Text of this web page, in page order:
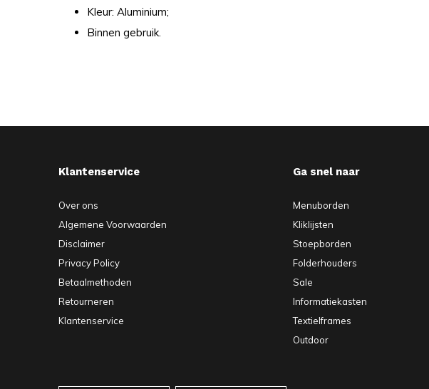
Kleur: Aluminium;
Binnen gebruik.
Klantenservice
Over ons
Algemene Voorwaarden
Disclaimer
Privacy Policy
Betaalmethoden
Retourneren
Klantenservice
Ga snel naar
Menuborden
Kliklijsten
Stoepborden
Folderhouders
Sale
Informatiekasten
Textielframes
Outdoor